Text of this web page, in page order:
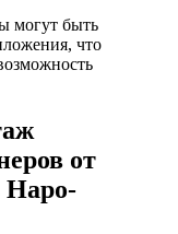
могут быть
что
от
Наро-